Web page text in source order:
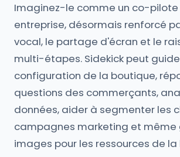
Imaginez-le comme un co-pilote
entreprise, désormais renforcé
vocal, le partage d'écran et le
multi-étapes. Sidekick peut
configuration de la boutique,
questions des commerçants,
données, aider à segmenter les
campagnes marketing et même
images pour les ressources de